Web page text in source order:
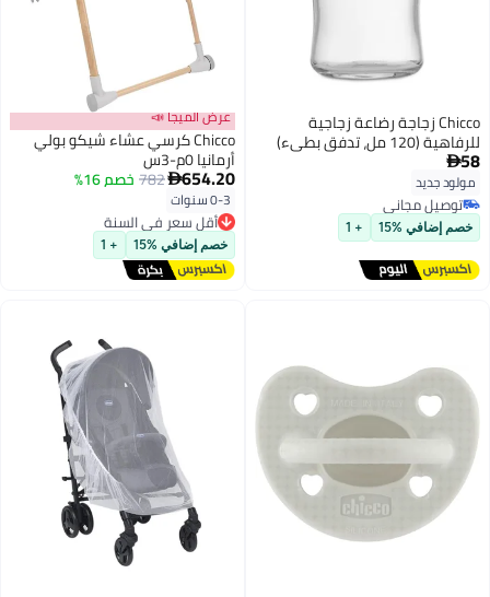
Chicco زجاجة رضاعة زجاجية
للرفاهية (120 مل، تدفق بطيء)
(أزرق) 0M+
58
مولود جديد
توصيل مجاني
توصيل مجاني
خصم إضافي %15 + 1
عرض الميجا 📣
Chicco كرسي عشاء شيكو بولي
أرمانيا 0م-3س
654.20
782 خصم 16%
0-3 سنواتأقل سعر في السنة
توصيل مجاني
أقل سعر في السنة
خصم إضافي %15 + 1